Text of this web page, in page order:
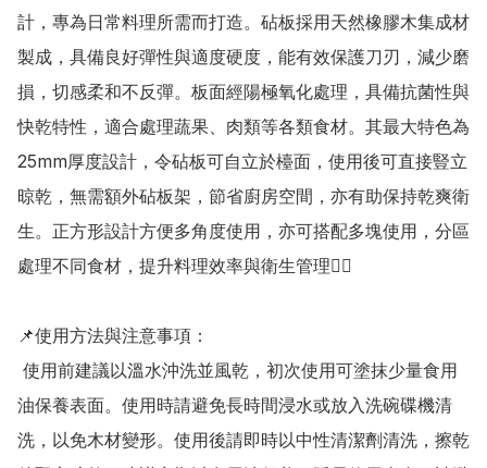
計，專為日常料理所需而打造。砧板採用天然橡膠木集成材
製成，具備良好彈性與適度硬度，能有效保護刀刃，減少磨
損，切感柔和不反彈。板面經陽極氧化處理，具備抗菌性與
快乾特性，適合處理蔬果、肉類等各類食材。其最大特色為
25mm厚度設計，令砧板可自立於檯面，使用後可直接豎立
晾乾，無需額外砧板架，節省廚房空間，亦有助保持乾爽衛
生。正方形設計方便多角度使用，亦可搭配多塊使用，分區
處理不同食材，提升料理效率與衛生管理👍🏻
📌使用方法與注意事項：
油保養表面。使用時請避免長時間浸水或放入洗碗碟機清
洗，以免木材變形。使用後請即時以中性清潔劑清洗，擦乾